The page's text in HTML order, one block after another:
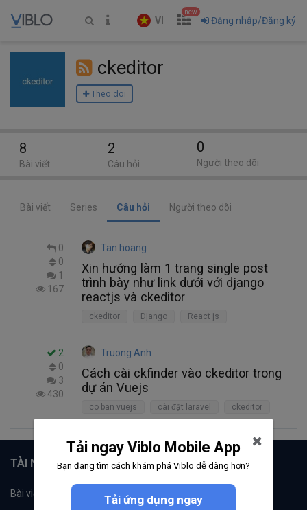
VI
new
Đăng nhập/Đăng ký
ckeditor
Theo dõi
Bài viết Series Câu hỏi Người theo dõi
0
0
1
167
Tan hoang
Xin hướng làm 1 trang single post
trình bày như link dưới với django
reactjs và ckeditor
ckeditor Django React js
2
0
3
430
Truong Anh
Cách cài ckfinder vào ckeditor trong
dự án Vuejs
co ban vuejs cài đặt laravel ckeditor
8
Bài viết
2
Câu hỏi
0
Người theo dõi
TÀI NGUYÊN
Bài viết
Tải ngay Viblo Mobile App
Bạn đang tìm cách khám phá Viblo dễ dàng hơn?
Tải ứng dụng ngay